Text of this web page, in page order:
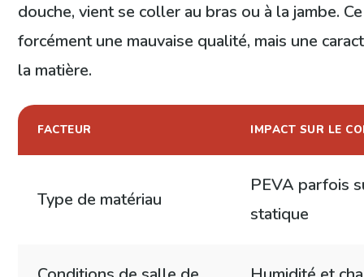
douche, vient se coller au bras ou à la jambe.
forcément une mauvaise qualité, mais une
la matière.
FACTEUR IMPACT SUR LE
Type de matériau
PEVA parfois
statique